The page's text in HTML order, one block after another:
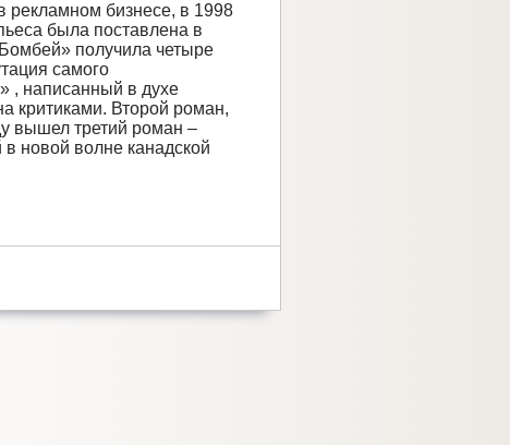
рекламном бизнесе, в 1998
была поставлена в
получила четыре
самого
, написанный в духе
критиками. Второй роман,
вышел третий роман –
новой волне канадской